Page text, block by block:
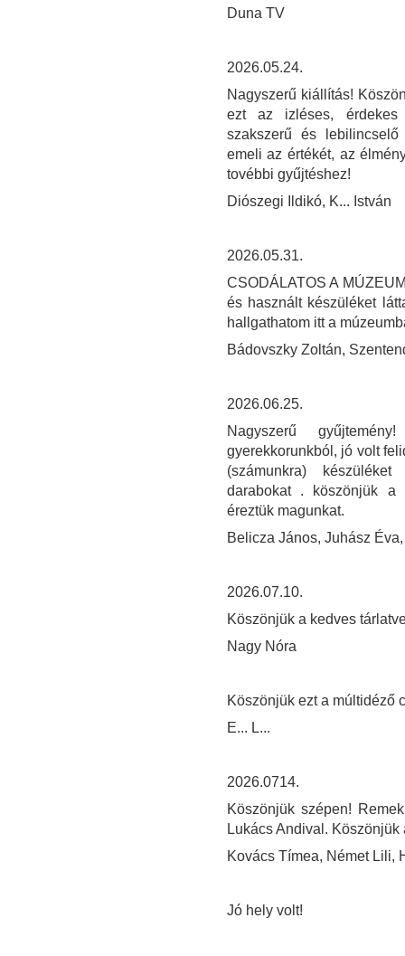
Duna TV
2026.05.24.
Nagyszerű kiállítás!
ezt az izléses, érdekes
szakszerű és
emeli az értékét, az
tovébbi gyűjtéshez!
Diószegi Ildikó, K... István
2026.05.31.
CSODÁLATOS A
és használt készüléket
hallgathatom itt a
Bádovszky Zoltán,
2026.06.25.
Nagyszerű
gyerekkorunkból, jó volt
(számunkra)
darabokat . köszönjük a
éreztük magunkat.
Belicza János, Juhász
2026.07.10.
Köszönjük a kedves
Nagy Nóra
Köszönjük ezt a múltidéző
E... L...
2026.0714.
Köszönjük szépen!
Lukács Andival. Köszönjük
Kovács Tímea, Német Lili,
Jó hely volt!